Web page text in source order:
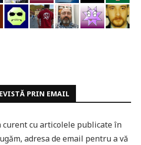
PRIN EMAIL
curent cu articolele publicate în
adresa de email pentru a vă